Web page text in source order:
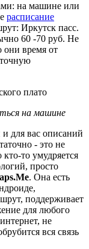
на машине или
расписание
Иркутск пасс.
60 -70 руб. Не
они время от
на машине
для вас описаний
- это не
то умудряется
просто
. Она есть
поддерживает
для любого
не
вся связь